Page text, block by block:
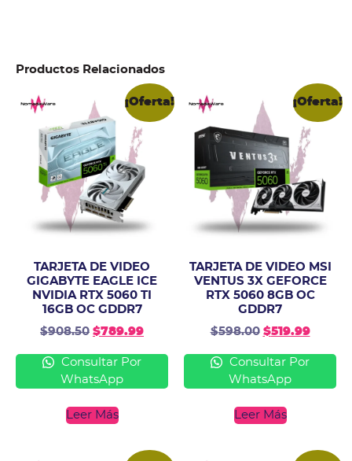
Productos Relacionados
¡Oferta!
TARJETA DE VIDEO
GIGABYTE EAGLE ICE
NVIDIA RTX 5060 TI
16GB OC GDDR7
$908.50 $789.99
Consultar Por
WhatsApp
Leer Más
¡Oferta!
TARJETA DE VIDEO MSI
VENTUS 3X GEFORCE
RTX 5060 8GB OC
GDDR7
$598.00 $519.99
Consultar Por
WhatsApp
Leer Más